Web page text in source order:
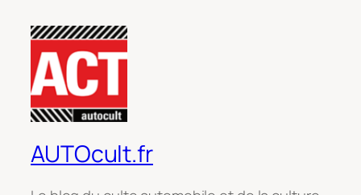
AUTOcult.fr